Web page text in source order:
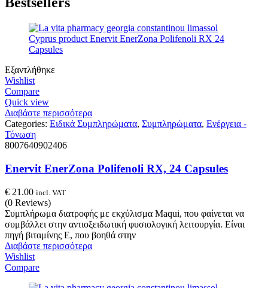
Εξαντλήθηκε
Wishlist
Compare
Quick view
Διαβάστε περισσότερα
Categories: Ειδικά Συμπληρώματα, Συμπληρώματα, Ενέργεια -
Τόνωση
8007640902406
Enervit EnerZona Polifenoli RX, 24 Capsules
€ 21.00 incl. VAT
(0 Reviews)
Συμπλήρωμα διατροφής με εκχύλισμα Maqui, που φαίνεται να
συμβάλλει στην αντιοξειδωτική φυσιολογική λειτουργία. Είναι
πηγή βιταμίνης Ε, που βοηθά στην
Διαβάστε περισσότερα
Wishlist
Compare